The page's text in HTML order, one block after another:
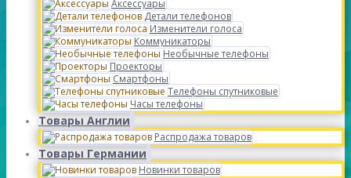
Аксессуары
Детали телефонов
Изменители голоса
Коммуникаторы
Необычные телефоны
Проекторы
Смартфоны
Телефоны спутниковые
Часы телефоны
Товары Англии
Распродажа товаров
Товары Германии
Новинки товаров